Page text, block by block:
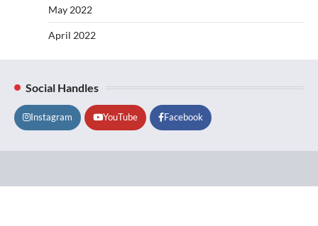
May 2022
April 2022
Social Handles
Instagram YouTube Facebook